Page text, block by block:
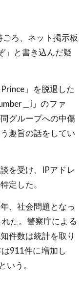
ろ、ネット掲示板
」と書き込んだ疑
」を脱退した
＿i」のファ
グループへの中傷
趣旨の話をしてい
を受け、IPアドレ
定した。
、社会問題となっ
た。警察庁による
件数は統計を取り
911件に増加し
いう。